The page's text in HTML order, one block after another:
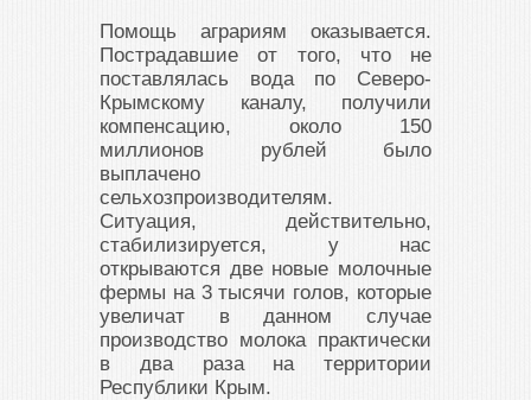
Помощь аграриям оказывается.
Пострадавшие от того, что не
поставлялась вода по Северо-
Крымскому каналу, получили
компенсацию, около 150
миллионов рублей было
выплачено
сельхозпроизводителям.
Ситуация, действительно,
стабилизируется, у нас
открываются две новые молочные
фермы на 3 тысячи голов, которые
увеличат в данном случае
производство молока практически
в два раза на территории
Республики Крым.